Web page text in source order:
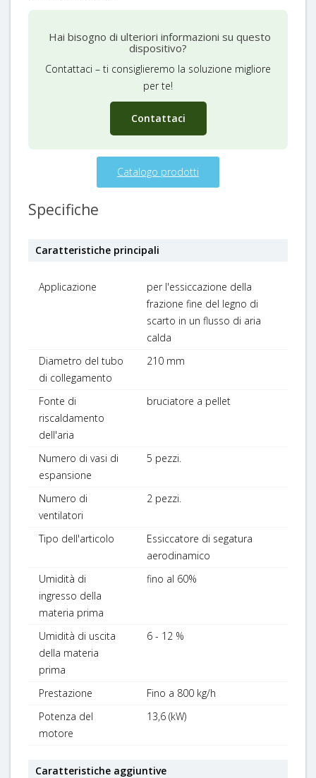
Hai bisogno di ulteriori informazioni su questo
dispositivo?
Contattaci – ti consiglieremo la soluzione migliore
per te!
Contattaci
Catalogo prodotti
Specifiche
Caratteristiche principali
Applicazione
per l'essiccazione della
frazione fine del legno di
scarto in un flusso di aria
calda
Diametro del tubo
di collegamento
210 mm
Fonte di
riscaldamento
dell'aria
bruciatore a pellet
Numero di vasi di
espansione
5 pezzi.
Numero di
ventilatori
2 pezzi.
Tipo dell'articolo
Essiccatore di segatura
aerodinamico
Umidità di
ingresso della
materia prima
fino al 60%
Umidità di uscita
della materia
prima
6 - 12 %
Prestazione
Fino a 800 kg/h
Potenza del
motore
13,6 (kW)
Caratteristiche aggiuntive